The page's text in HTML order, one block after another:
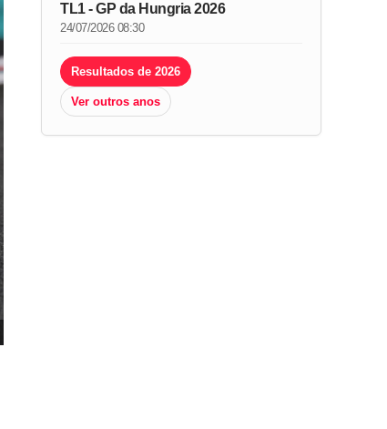
TL1 - GP da Hungria 2026
24/07/2026 08:30
Resultados de 2026
Ver outros anos